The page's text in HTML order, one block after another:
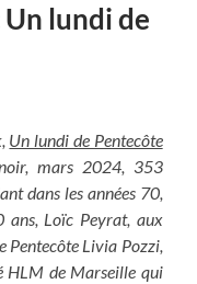
Un lundi de
Un lundi de Pentecôte
mars 2024, 353
dans les années 70,
ans, Loïc Peyrat, aux
Pentecôte Livia Pozzi,
HLM de Marseille qui